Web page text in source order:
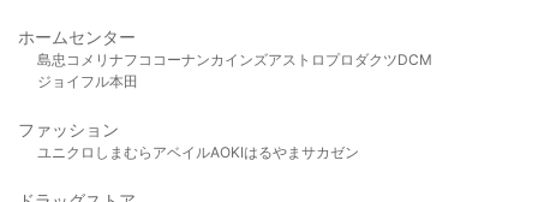
ホームセンター
島忠 コメリ ナフコ コーナンカインズアストロプロダクツDCM
ジョイフル本田
ファッション
ユニクロ しまむら アベイルAOKIはるやま サカゼン